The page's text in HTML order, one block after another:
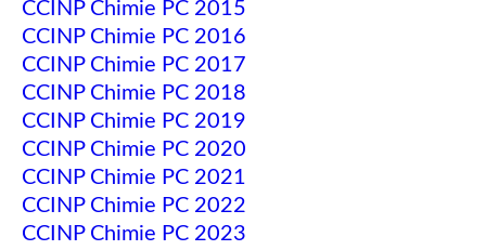
CCINP Chimie PC 2015
CCINP Chimie PC 2016
CCINP Chimie PC 2017
CCINP Chimie PC 2018
CCINP Chimie PC 2019
CCINP Chimie PC 2020
CCINP Chimie PC 2021
CCINP Chimie PC 2022
CCINP Chimie PC 2023